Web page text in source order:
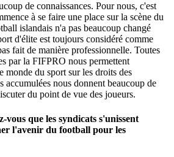
de connaissances. Pour nous, c'est
à se faire une place sur la scène du
islandais n'a pas beaucoup changé
d'élite est toujours considéré comme
fait de manière professionnelle. Toutes
par la FIFPRO nous permettent
monde du sport sur les droits des
accumulées nous donnent beaucoup de
du point de vue des joueurs.
vous que les syndicats s'unissent
l'avenir du football pour les